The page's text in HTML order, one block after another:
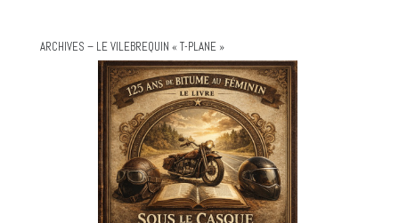
ARCHIVES – LE VILEBREQUIN « T-PLANE »